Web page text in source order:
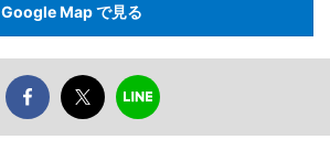
Google Map で見る